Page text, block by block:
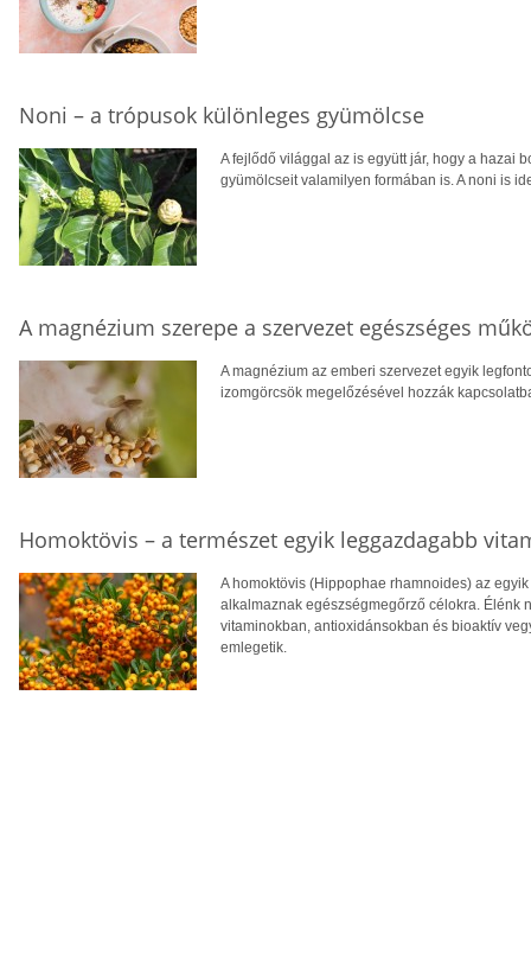
Noni – a trópusok különleges gyümölcse
A fejlődő világgal az is együtt jár, hogy a hazai
gyümölcseit valamilyen formában is. A noni is
A magnézium szerepe a szervezet egészséges
A magnézium az emberi szervezet egyik
izomgörcsök megelőzésével hozzák
Homoktövis – a természet egyik leggazdagabb
A homoktövis (Hippophae rhamnoides) az
alkalmaznak egészségmegőrző célokra. Élénk
vitaminokban, antioxidánsokban és bioaktív
emlegetik.